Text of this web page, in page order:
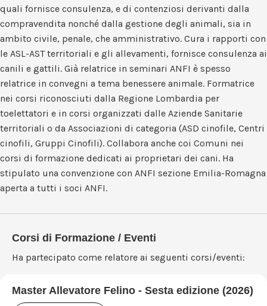
quali fornisce consulenza, e di contenziosi derivanti dalla
compravendita nonché dalla gestione degli animali, sia in
ambito civile, penale, che amministrativo. Cura i rapporti con
le ASL-AST territoriali e gli allevamenti, fornisce consulenza ai
canili e gattili. Già relatrice in seminari ANFI è spesso
relatrice in convegni a tema benessere animale. Formatrice
nei corsi riconosciuti dalla Regione Lombardia per
toelettatori e in corsi organizzati dalle Aziende Sanitarie
territoriali o da Associazioni di categoria (ASD cinofile, Centri
cinofili, Gruppi Cinofili). Collabora anche coi Comuni nei
corsi di formazione dedicati ai proprietari dei cani. Ha
stipulato una convenzione con ANFI sezione Emilia-Romagna
aperta a tutti i soci ANFI.
Corsi di Formazione / Eventi
Ha partecipato come relatore ai seguenti corsi/eventi:
Master Allevatore Felino - Sesta edizione (2026)